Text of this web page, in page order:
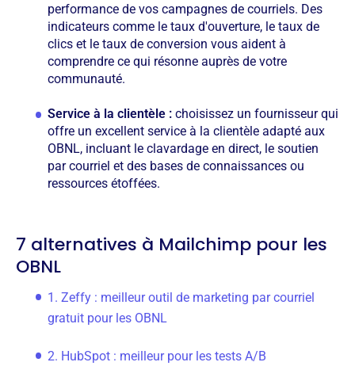
performance de vos campagnes de courriels. Des
indicateurs comme le taux d'ouverture, le taux de
clics et le taux de conversion vous aident à
comprendre ce qui résonne auprès de votre
communauté.
Service à la clientèle : choisissez un fournisseur qui
offre un excellent service à la clientèle adapté aux
OBNL, incluant le clavardage en direct, le soutien
par courriel et des bases de connaissances ou
ressources étoffées.
7 alternatives à Mailchimp pour les
OBNL
1. Zeffy : meilleur outil de marketing par courriel
gratuit pour les OBNL
2. HubSpot : meilleur pour les tests A/B